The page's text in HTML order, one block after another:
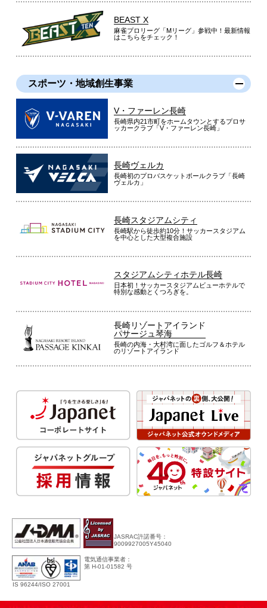
BEAST X
麻雀プロリーグ「Mリーグ」参戦中！最新情報
はこちらをチェック！
スポーツ・地域創生事業
V・ファーレン長崎
長崎県内21市町をホームタウンとするプロサ
ッカークラブ「V・ファーレン長崎」
長崎ヴェルカ
長崎初のプロバスケットボールクラブ「長崎
ヴェルカ」
長崎スタジアムシティ
長崎駅から徒歩約10分！サッカースタジアム
を中心とした大型複合施設
スタジアムシティホテル長崎
日本初！サッカースタジアムビューホテルで
特別な感動とくつろぎを。
長崎リゾートアイランド
パサージュ琴海
長崎の内海・大村湾に面したゴルフ＆ホテル
のリゾートアイランド
JASRAC許諾番号：
9009927005Y45040
IS 96244/ISO 27001
電気通信事業者：
第 H-01-01582 号